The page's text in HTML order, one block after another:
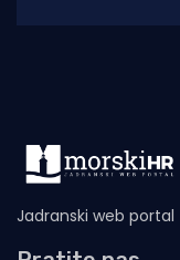
Jadranski web portal